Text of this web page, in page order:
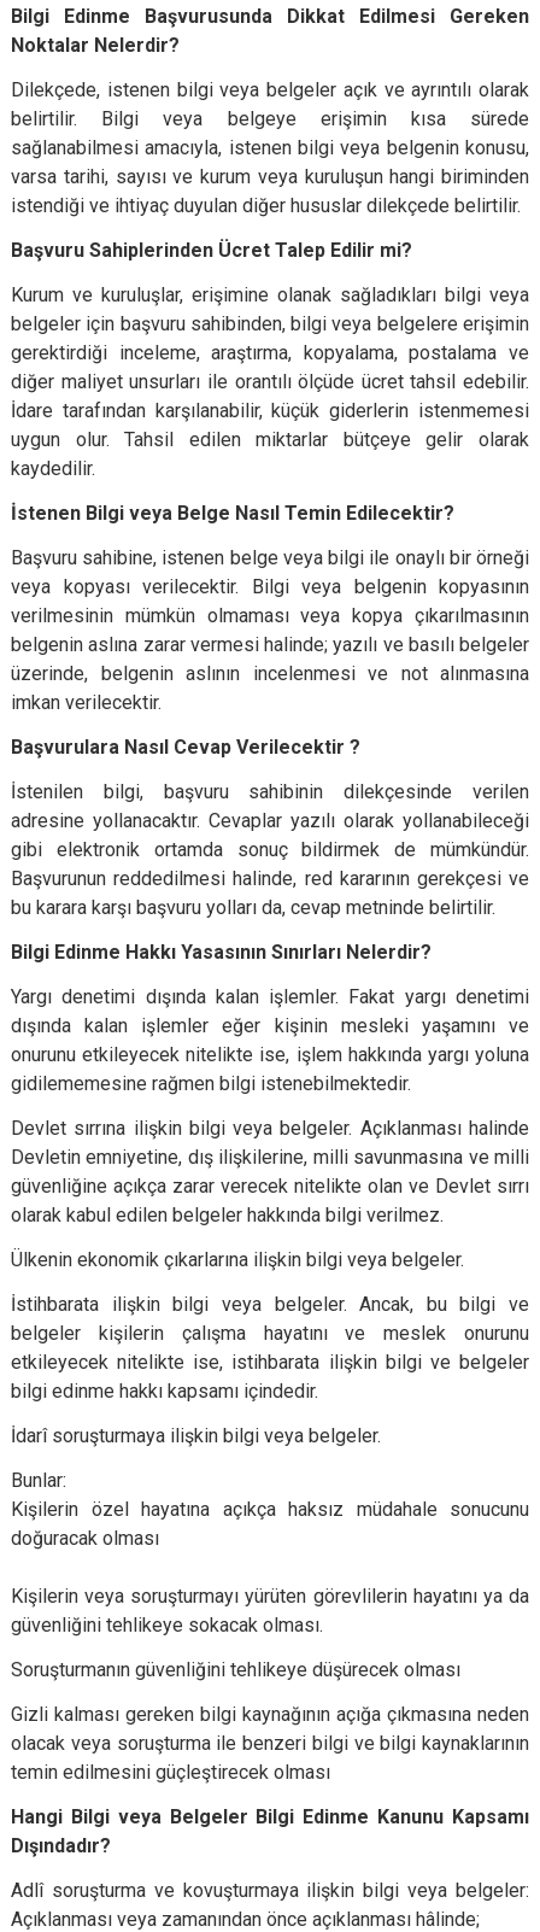
Bilgi Edinme Başvurusunda Dikkat Edilmesi Gereken
Noktalar Nelerdir?
Dilekçede, istenen bilgi veya belgeler açık ve ayrıntılı olarak
belirtilir. Bilgi veya belgeye erişimin kısa sürede
sağlanabilmesi amacıyla, istenen bilgi veya belgenin konusu,
varsa tarihi, sayısı ve kurum veya kuruluşun hangi biriminden
istendiği ve ihtiyaç duyulan diğer hususlar dilekçede belirtilir.
Başvuru Sahiplerinden Ücret Talep Edilir mi?
Kurum ve kuruluşlar, erişimine olanak sağladıkları bilgi veya
belgeler için başvuru sahibinden, bilgi veya belgelere erişimin
gerektirdiği inceleme, araştırma, kopyalama, postalama ve
diğer maliyet unsurları ile orantılı ölçüde ücret tahsil edebilir.
İdare tarafından karşılanabilir, küçük giderlerin istenmemesi
uygun olur. Tahsil edilen miktarlar bütçeye gelir olarak
kaydedilir.
İstenen Bilgi veya Belge Nasıl Temin Edilecektir?
Başvuru sahibine, istenen belge veya bilgi ile onaylı bir örneği
veya kopyası verilecektir. Bilgi veya belgenin kopyasının
verilmesinin mümkün olmaması veya kopya çıkarılmasının
belgenin aslına zarar vermesi halinde; yazılı ve basılı belgeler
üzerinde, belgenin aslının incelenmesi ve not alınmasına
imkan verilecektir.
Başvurulara Nasıl Cevap Verilecektir ?
İstenilen bilgi, başvuru sahibinin dilekçesinde verilen
adresine yollanacaktır. Cevaplar yazılı olarak yollanabileceği
gibi elektronik ortamda sonuç bildirmek de mümkündür.
Başvurunun reddedilmesi halinde, red kararının gerekçesi ve
bu karara karşı başvuru yolları da, cevap metninde belirtilir.
Bilgi Edinme Hakkı Yasasının Sınırları Nelerdir?
Yargı denetimi dışında kalan işlemler. Fakat yargı denetimi
dışında kalan işlemler eğer kişinin mesleki yaşamını ve
onurunu etkileyecek nitelikte ise, işlem hakkında yargı yoluna
gidilememesine rağmen bilgi istenebilmektedir.
Devlet sırrına ilişkin bilgi veya belgeler. Açıklanması halinde
Devletin emniyetine, dış ilişkilerine, milli savunmasına ve milli
güvenliğine açıkça zarar verecek nitelikte olan ve Devlet sırrı
olarak kabul edilen belgeler hakkında bilgi verilmez.
Ülkenin ekonomik çıkarlarına ilişkin bilgi veya belgeler.
İstihbarata ilişkin bilgi veya belgeler. Ancak, bu bilgi ve
belgeler kişilerin çalışma hayatını ve meslek onurunu
etkileyecek nitelikte ise, istihbarata ilişkin bilgi ve belgeler
bilgi edinme hakkı kapsamı içindedir.
İdarî soruşturmaya ilişkin bilgi veya belgeler.
Bunlar:
Kişilerin özel hayatına açıkça haksız müdahale sonucunu
doğuracak olması
Kişilerin veya soruşturmayı yürüten görevlilerin hayatını ya da
güvenliğini tehlikeye sokacak olması.
Soruşturmanın güvenliğini tehlikeye düşürecek olması
Gizli kalması gereken bilgi kaynağının açığa çıkmasına neden
olacak veya soruşturma ile benzeri bilgi ve bilgi kaynaklarının
temin edilmesini güçleştirecek olması
Hangi Bilgi veya Belgeler Bilgi Edinme Kanunu Kapsamı
Dışındadır?
Adlî soruşturma ve kovuşturmaya ilişkin bilgi veya belgeler:
Açıklanması veya zamanından önce açıklanması hâlinde;